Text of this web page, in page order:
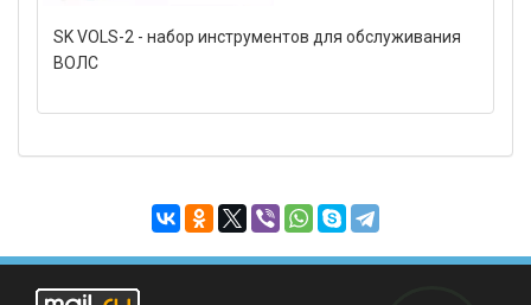
SK VOLS-2 - набор инструментов для обслуживания
ВОЛС